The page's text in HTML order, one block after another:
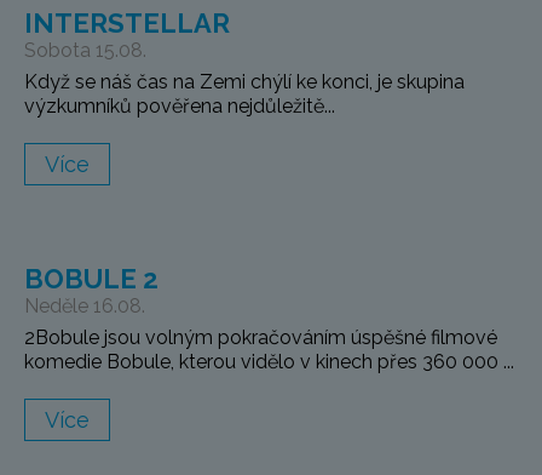
INTERSTELLAR
Sobota 15.08.
Když se náš čas na Zemi chýlí ke konci, je skupina
výzkumníků pověřena nejdůležitě...
Více
BOBULE 2
Neděle 16.08.
2Bobule jsou volným pokračováním úspěšné filmové
komedie Bobule, kterou vidělo v kinech přes 360 000 ...
Více